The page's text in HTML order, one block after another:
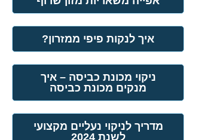
איך לנקות פיפי ממזרון?
ניקוי מכונת כביסה – איך
מנקים מכונת כביסה
מדריך לניקוי נעליים מקצועי
לשנת 2024